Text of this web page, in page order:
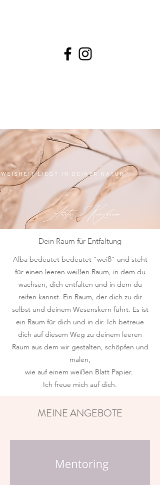
Dein Raum für Entfaltung
Alba bedeutet bedeutet "weiß" und steht
für einen leeren weißen Raum, in dem du
wachsen, dich entfalten und in dem du
reifen kannst. Ein Raum, der dich zu dir
selbst und deinem Wesenskern führt. Es ist
ein Raum für dich und in dir. Ich betreue
dich auf diesem Weg zu deinem leeren
Raum aus dem wir gestalten, schöpfen und
malen,
wie auf einem weißen Blatt Papier.
Ich freue mich auf dich.
MEINE ANGEBOTE